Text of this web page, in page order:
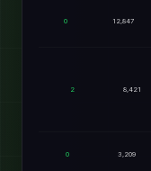
12,847
0
8,421
2
3,209
0